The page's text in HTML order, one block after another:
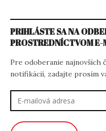
PRIHLÁSTE SA NA
PROSTREDNÍCTVOM E-
Pre odoberanie najnovších
notifikácií, zadajte prosím
adresa